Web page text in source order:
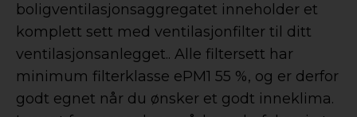
boligventilasjonsaggregatet inneholder et
komplett sett med ventilasjonfilter til ditt
ventilasjonsanlegget.. Alle filtersett har
minimum filterklasse ePM1 55 %, og er derfor
godt egnet når du ønsker et godt inneklima.